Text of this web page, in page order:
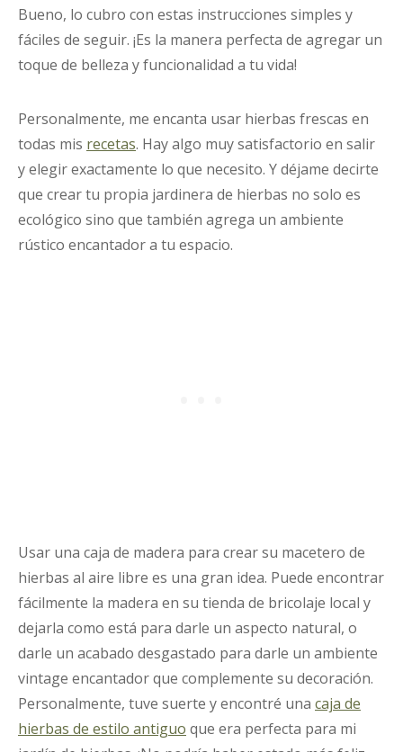
Bueno, lo cubro con estas instrucciones simples y
fáciles de seguir. ¡Es la manera perfecta de agregar un
toque de belleza y funcionalidad a tu vida!
Personalmente, me encanta usar hierbas frescas en
todas mis recetas. Hay algo muy satisfactorio en salir
y elegir exactamente lo que necesito. Y déjame decirte
que crear tu propia jardinera de hierbas no solo es
ecológico sino que también agrega un ambiente
rústico encantador a tu espacio.
Usar una caja de madera para crear su macetero de
hierbas al aire libre es una gran idea. Puede encontrar
fácilmente la madera en su tienda de bricolaje local y
dejarla como está para darle un aspecto natural, o
darle un acabado desgastado para darle un ambiente
vintage encantador que complemente su decoración.
Personalmente, tuve suerte y encontré una caja de
hierbas de estilo antiguo que era perfecta para mi